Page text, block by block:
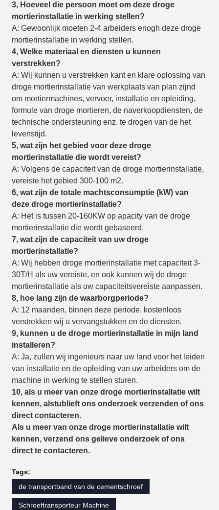
3, Hoeveel die persoon moet om deze droge
mortierinstallatie in werking stellen?
A: Gewoonlijk moeten 2-4 arbeiders enogh deze droge
mortierinstallatie in werking stellen.
4, Welke materiaal en diensten u kunnen
verstrekken?
A: Wij kunnen u verstrekken kant en klare oplossing van
droge mortierinstallatie van werkplaats van plan zijnd
om mortiermachines, vervoer, installatie en opleiding,
formule van droge mortieren, de naverkoopdiensten, de
technische ondersteuning enz. te drogen van de het
levenstijd.
5, wat zijn het gebied voor deze droge
mortierinstallatie die wordt vereist?
A: Volgens de capaciteit van de droge mortierinstallatie,
vereiste het gebied 300-100 m2.
6, wat zijn de totale machtsconsumptie (kW) van
deze droge mortierinstallatie?
A: Het is tussen 20-160KW op apacity van de droge
mortierinstallatie die wordt gebaseerd.
7, wat zijn de capaciteit van uw droge
mortierinstallatie?
A: Wij hebben droge mortierinstallatie met capaciteit 3-
30T/H als uw vereiste, en ook kunnen wij de droge
mortierinstallatie als uw capaciteitsvereiste aanpassen.
8, hoe lang zijn de waarborgperiode?
A: 12 maanden, binnen deze periode, kostenloos
verstrekken wij u vervangstukken en de diensten.
9, kunnen u de droge mortierinstallatie in mijn land
installeren?
A: Ja, zullen wij ingenieurs naar uw land voor het leiden
van installatie en de opleiding van uw arbeiders om de
machine in werking te stellen sturen.
10, als u meer van onze droge mortierinstallatie wilt
kennen, alstublieft ons onderzoek verzenden of ons
direct contacteren.
Als u meer van onze droge mortierinstallatie wilt
kennen, verzend ons gelieve onderzoek of ons
direct te contacteren.
Tags:
de transportband van de cementschroef
Schroeftransporteur Machine